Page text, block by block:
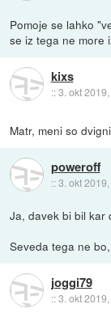
Pomoje se lahko
se iz tega ne more
kixs
::3. okt
Matr, meni so
poweroff
::3. okt
Ja, davek bi bil kar
Seveda tega ne
joggi79
::3. okt